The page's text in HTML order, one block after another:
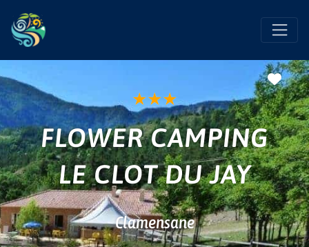
★★★
FLOWER CAMPING
LE CLOT DU JAY
Clamensane